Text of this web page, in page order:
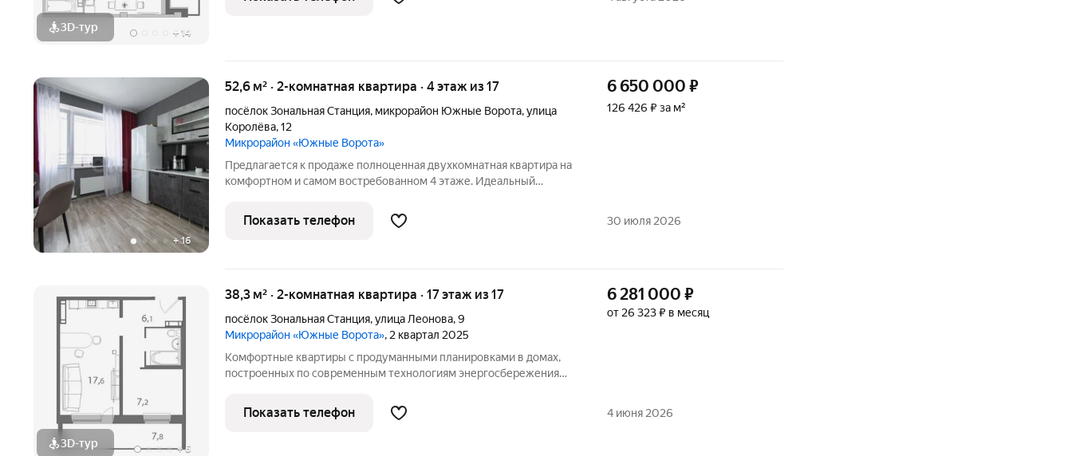
3D-тур + 14
создаёт и улучшает
+16
52,6 м² · 2-комнатная квартира · 4 этаж из 17
посёлок Зональная Станция, микрорайон Южные Ворота,улица
Королёва,12
Микрорайон «Южные Ворота»
Предлагается к продаже полноценная двухкомнатная квартира на
комфортном и самом востребованном 4 этаже. Идеальный
лишних вложений заезжай и живи! О квартире (готова к
новоселью): В
6 650 000 ₽
126 426 ₽ за м²
Показать телефон 30 июля 2026
3D-тур +6
38,3 м² · 2-комнатная квартира · 17 этаж из 17
посёлок Зональная Станция,улица Леонова,9
Микрорайон «Южные Ворота», 2 квартал 2025
Комфортные квартиры с продуманными планировками в домах,
построенных по современным технологиям энергосбережения
границе Томска. Тщательно продуманный проект поквартальной
застройки относит
6 281 000 ₽
от 26 323 ₽ в месяц
Показать телефон 4 июня 2026